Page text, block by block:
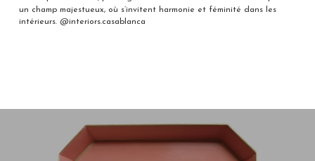
un champ majestueux, où s’invitent harmonie et féminité dans les
intérieurs. @interiors.casablanca